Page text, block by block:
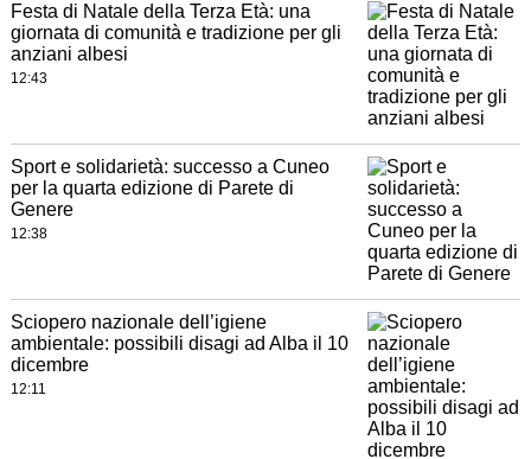
Festa di Natale della Terza Età: una
giornata di comunità e tradizione per gli
anziani albesi
12:43
Sport e solidarietà: successo a Cuneo
per la quarta edizione di Parete di
Genere
12:38
Sciopero nazionale dell’igiene
ambientale: possibili disagi ad Alba il 10
dicembre
12:11